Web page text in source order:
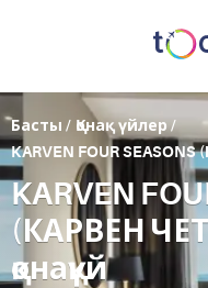
Басты / Қонақ үйлер/
KARVEN FOUR
KARVEN
(КАРВЕН
қонақүй